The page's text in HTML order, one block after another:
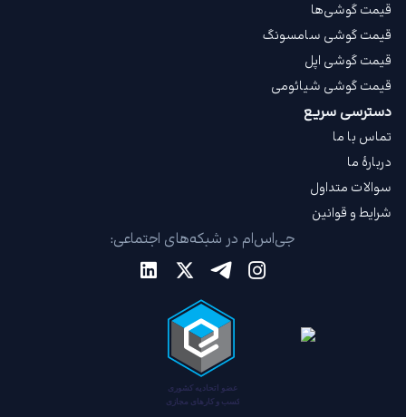
قیمت گوشی‌ها
قیمت گوشی سامسونگ
قیمت گوشی اپل
قیمت گوشی شیائومی
دسترسی سریع
تماس با ما
دربارهٔ ما
سوالات متداول
شرایط و قوانین
جی‌اس‌ام در شبکه‌های اجتماعی: